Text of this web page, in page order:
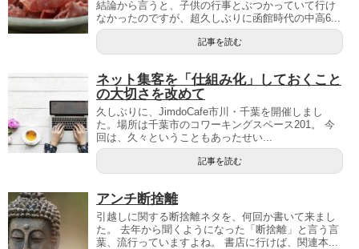
結論から言うと、子供の行事とぶつかっていて行け
なかったのですが、超久しぶりに函館時代の中高6...
記事を読む
ネット集客を「仕組み化」しておくこと
の大切さを改めて
久しぶりに、JimdoCafe市川・千葉を開催しまし
た。場所は千葉市のコワーキングスペース201。 今
回は、久々ということもあったせい...
記事を読む
アンチ断捨離
引越しに関する断捨離ネタを、何回か書いて来まし
た。 去年から聞くようになった「断捨離」と言う言
葉、流行っていますよね。 書店に行けば、関連本...